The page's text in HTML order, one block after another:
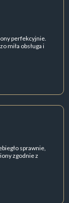
perfekcyjnie.
miła obsługa i
sprawnie,
zgodnie z